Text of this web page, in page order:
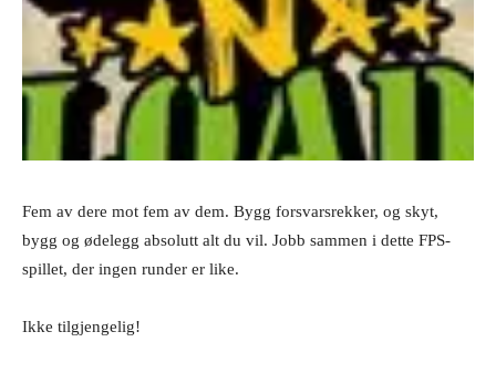
Fem av dere mot fem av dem. Bygg forsvarsrekker, og skyt,
bygg og ødelegg absolutt alt du vil. Jobb sammen i dette FPS-
spillet, der ingen runder er like.
Ikke tilgjengelig!